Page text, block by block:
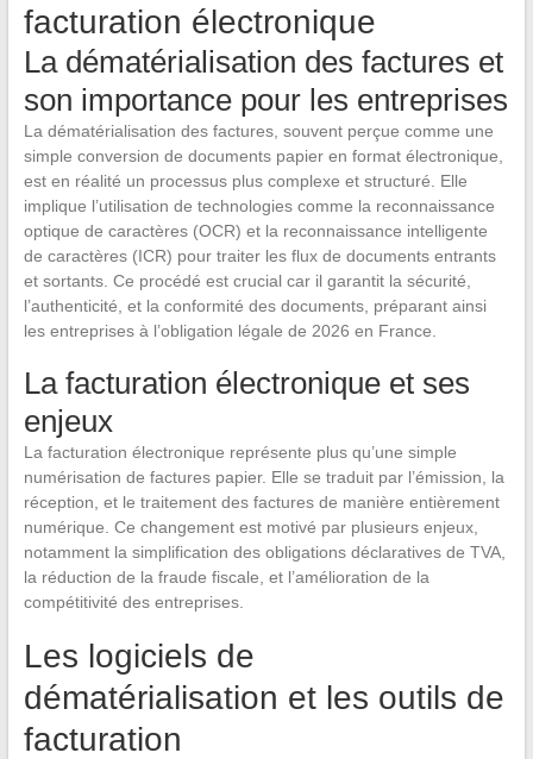
facturation électronique
La dématérialisation des factures et
son importance pour les entreprises
La dématérialisation des factures, souvent perçue comme une
simple conversion de documents papier en format électronique,
est en réalité un processus plus complexe et structuré. Elle
implique l’utilisation de technologies comme la reconnaissance
optique de caractères (OCR) et la reconnaissance intelligente
de caractères (ICR) pour traiter les flux de documents entrants
et sortants. Ce procédé est crucial car il garantit la sécurité,
l’authenticité, et la conformité des documents, préparant ainsi
les entreprises à l’obligation légale de 2026 en France.
La facturation électronique et ses
enjeux
La facturation électronique représente plus qu’une simple
numérisation de factures papier. Elle se traduit par l’émission, la
réception, et le traitement des factures de manière entièrement
numérique. Ce changement est motivé par plusieurs enjeux,
notamment la simplification des obligations déclaratives de TVA,
la réduction de la fraude fiscale, et l’amélioration de la
compétitivité des entreprises.
Les logiciels de
dématérialisation et les outils de
facturation